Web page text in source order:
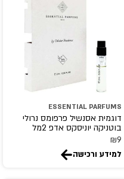
ESSENTIAL PARFUMS
דוגמית אסנשיל פרפומס נרולי
בוטניקה יוניסקס אדפ 2מל
₪
למידע ורכישה